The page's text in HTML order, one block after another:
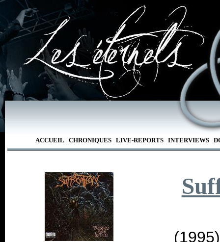
ACCUEIL CHRONIQUES LIVE-REPORTS INTERVIEWS